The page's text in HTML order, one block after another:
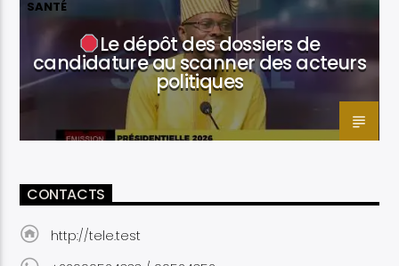
SANTÉ
Le dépôt des dossiers de
candidature au scanner des acteurs
politiques
CONTACTS
http://tele.test